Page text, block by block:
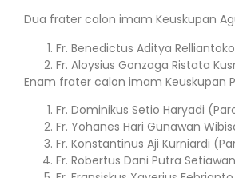
Dua frater calon imam Keuskupan
Fr. Benedictus Aditya
Fr. Aloysius Gonzaga Ristata
Enam frater calon imam Keuskupan
Fr. Dominikus Setio Haryadi
Fr. Yohanes Hari Gunawan
Fr. Konstantinus Aji Kurniardi
Fr. Robertus Dani Putra